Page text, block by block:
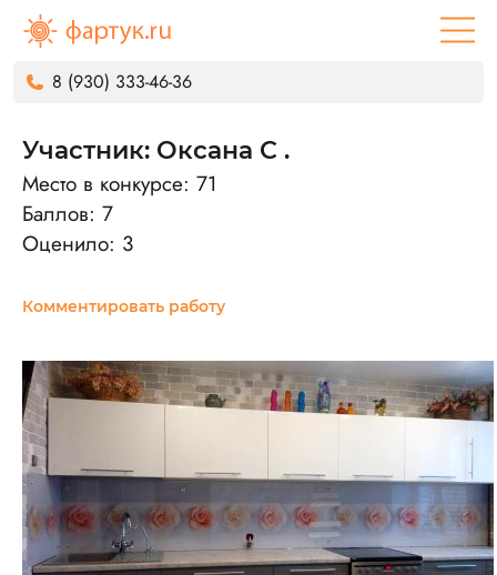
8 (930) 333-46-36
Участник: Оксана С .
Место в конкурсе: 71
Баллов: 7
Оценило: 3
Комментировать работу